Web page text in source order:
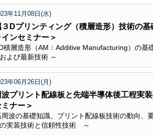
年11月08日(水)
３Dプリンティング（積層造形）技術
インセミナー＞
積層造形（AM：Additive Manufacturing）の
よび最新技術 ～
年06月26日(月)
波プリント配線板と先端半導体後工程実
ミナー＞
周波の基礎知識、プリント配線板技術の動向
実装技術と信頼性技術 ～